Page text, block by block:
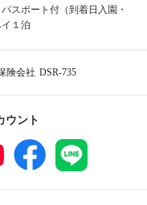
スポート付（到着日入園・
１泊
険会社 DSR-735
ウント